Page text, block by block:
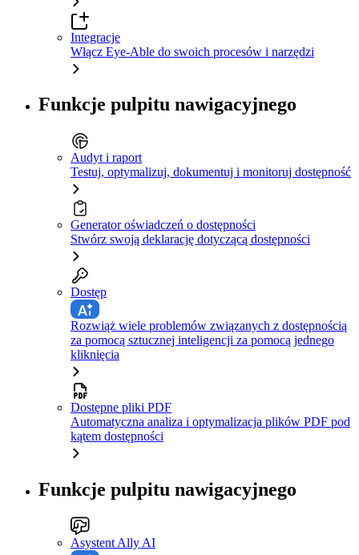
Integracje
Włącz Eye-Able do swoich procesów i narzędzi
Funkcje pulpitu nawigacyjnego
Audyt i raport
Testuj, optymalizuj, dokumentuj i monitoruj dostępność
Generator oświadczeń o dostępności
Stwórz swoją deklarację dotyczącą dostępności
Dostęp
Rozwiąż wiele problemów związanych z dostępnością
za pomocą sztucznej inteligencji za pomocą jednego
kliknięcia
Dostępne pliki PDF
Automatyczna analiza i optymalizacja plików PDF pod
kątem dostępności
Funkcje pulpitu nawigacyjnego
Asystent Ally AI